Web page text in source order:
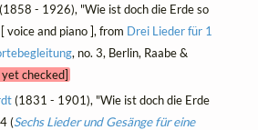
(1858 - 1926), "Wie ist doch die Erde so
voice and piano ], from Drei Lieder für 1
, no. 3, Berlin, Raabe &
checked]
(1831 - 1901), "Wie ist doch die Erde
(Sechs Lieder und Gesänge für eine